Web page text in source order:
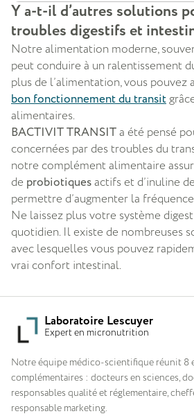
Y a-t-il d’autres solutions
troubles digestifs et
Notre alimentation moderne,
peut conduire à un ralentissement
plus de l’alimentation, vous pouvez
bon fonctionnement du transit
alimentaires.
BACTIVIT TRANSITa été pensé
concernées par des troubles du
notre complément alimentaire
de probiotiquesactifs et d’inuline
permettre d’augmenter la
Ne laissez plus votre système
quotidien. Il existe de nombreuses
avec lesquelles vous pouvez
vrai confort intestinal.
Laboratoire Lescuyer
Expert en micronutrition
Notre équipe médico-scientifique réunit 8
complémentaires : docteurs en sciences,
responsables qualité et réglementaire,
responsable marketing.